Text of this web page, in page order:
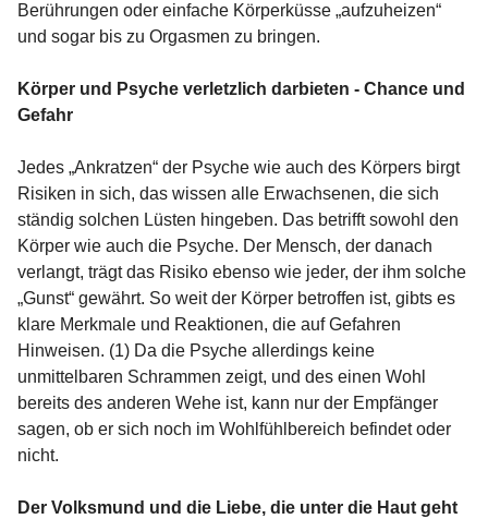
Berührungen oder einfache Körperküsse „aufzuheizen“
und sogar bis zu Orgasmen zu bringen.
Körper und Psyche verletzlich darbieten - Chance und
Gefahr
Jedes „Ankratzen“ der Psyche wie auch des Körpers birgt
Risiken in sich, das wissen alle Erwachsenen, die sich
ständig solchen Lüsten hingeben. Das betrifft sowohl den
Körper wie auch die Psyche. Der Mensch, der danach
verlangt, trägt das Risiko ebenso wie jeder, der ihm solche
„Gunst“ gewährt. So weit der Körper betroffen ist, gibts es
klare Merkmale und Reaktionen, die auf Gefahren
Hinweisen. (1) Da die Psyche allerdings keine
unmittelbaren Schrammen zeigt, und des einen Wohl
bereits des anderen Wehe ist, kann nur der Empfänger
sagen, ob er sich noch im Wohlfühlbereich befindet oder
nicht.
Der Volksmund und die Liebe, die unter die Haut geht